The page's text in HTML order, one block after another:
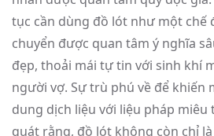
tục cần dùng đồ lót như một chế
chuyển được quan tâm ý nghĩa
đẹp, thoải mái tự tin với sinh khí
người vợ. Sự trù phú về để khiến
dung dịch liệu với liệu pháp miêu
quát rằng, đồ lót không còn chỉ